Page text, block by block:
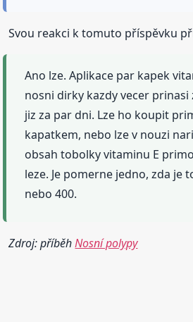
Svou reakci k tomuto příspěvku
Ano lze. Aplikace par kapek
nosni dirky kazdy vecer
jiz za par dni. Lze ho koupit
kapatkem, nebo lze v nouzi
obsah tobolky vitaminu E
leze. Je pomerne jedno, zda je
nebo 400.
Zdroj: příběhNosní polypy